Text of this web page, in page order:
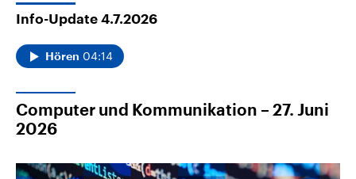
Info-Update 4.7.2026
Hören 04:14
Computer und Kommunikation – 27. Juni
2026